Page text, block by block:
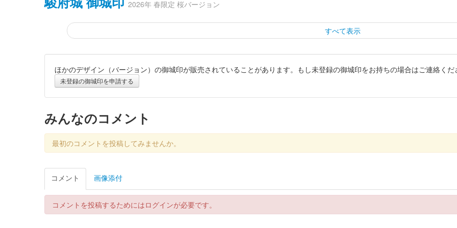
2026年 春限定 桜バージョン
すべて表示
駿府城 御城印 坤櫓と桜バージョン
配布終了
巽櫓の中の売店で1500円以上購入するとプレゼント。
駿府城 御城印 第3回水緑祭限定版
販売終了
駿府城 御城印 第3回水緑祭限定版
ほかのデザイン（バージョン）の御城印が販売されていることがあります。もし未登録の御城印をお持ちの場合はご連絡くだ
未登録の御城印を申請する
みんなのコメント
最初のコメントを投稿してみませんか。
コメント 画像添付
コメントを投稿するためにはログインが必要です。